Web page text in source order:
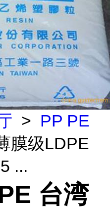
> PP PE
膜级LDPE
...
台湾